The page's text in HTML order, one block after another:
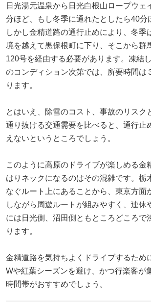
日光湯元温泉から日光白根山ロープウェ
分ほど、もし冬季に通れたとしたら40分
しかし金精道路の通行止めにより、冬季
境を越えて黒保根町に下り、そこから群
120号を経由する必要があります。凍結
のコンディション次第では、所要時間は
ります。
とはいえ、除雪のコスト、事故のリスク
通り抜ける交通需要を比べると、通行止
えないというところでしょう。
このように高原のドライブが楽しめる金
はりネックになるのはその混雑です。栃
なぐルート上にあることから、東京方面
しながら周遊ルートが組みやすく、連休
には日光側、沼田側ともところどころで
ります。
金精道路を気持ちよくドライブするため
Wや紅葉シーズンを避け、かつ行楽客が
時間帯がおすすめでしょう。